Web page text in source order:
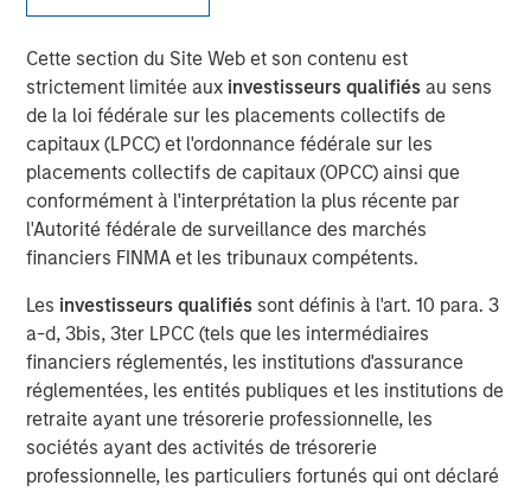
Cette section du Site Web et son contenu est
strictement limitée aux investisseurs qualifiésau sens
de la loi fédérale sur les placements collectifs de
capitaux (LPCC) et l'ordonnance fédérale sur les
placements collectifs de capitaux (OPCC) ainsi que
conformément à l'interprétation la plus récente par
l'Autorité fédérale de surveillance des marchés
financiers FINMA et les tribunaux compétents.
Les investisseurs qualifiés sont définis à l'art. 10 para. 3
a-d, 3bis, 3ter LPCC (tels que les intermédiaires
financiers réglementés, les institutions d'assurance
réglementées, les entités publiques et les institutions de
retraite ayant une trésorerie professionnelle, les
sociétés ayant des activités de trésorerie
professionnelle, les particuliers fortunés qui ont déclaré
The Authors
Amay Hattangadi
Managing Director
Saurabh Mishra
Executive Director
For more than thirty years, India stood out as one of the
most consistent compounders in emerging markets (EM),